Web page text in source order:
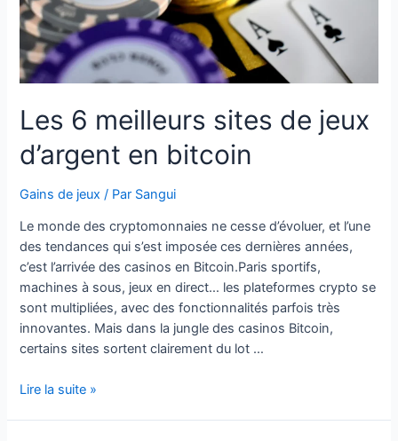
boisson
réussie
Les 6 meilleurs sites de jeux
d’argent en bitcoin
Gains de jeux / Par Sangui
Le monde des cryptomonnaies ne cesse d’évoluer, et l’une
des tendances qui s’est imposée ces dernières années,
c’est l’arrivée des casinos en Bitcoin.Paris sportifs,
machines à sous, jeux en direct… les plateformes crypto se
sont multipliées, avec des fonctionnalités parfois très
innovantes. Mais dans la jungle des casinos Bitcoin,
certains sites sortent clairement du lot …
Les
Lire la suite »